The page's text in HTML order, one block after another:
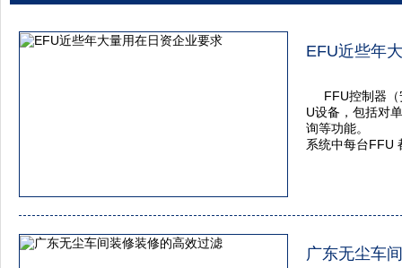
EFU近些年
FFU控制器
U设备，包括对
询等功能。
系统中每台FFU
广东无尘车